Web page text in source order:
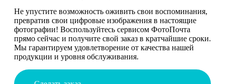
Не упустите возможность оживить свои воспоминания,
превратив свои цифровые изображения в настоящие
фотографии! Воспользуйтесь сервисом ФотоПочта
прямо сейчас и получите свой заказ в кратчайшие сроки.
Мы гарантируем удовлетворение от качества нашей
продукции и уровня обслуживания.